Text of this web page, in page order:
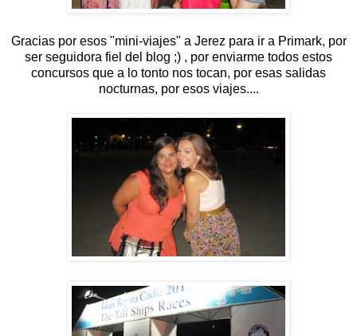
Gracias por esos "mini-viajes" a Jerez para ir a Primark, por
ser seguidora fiel del blog ;) , por enviarme todos estos
concursos que a lo tonto nos tocan, por esas salidas
nocturnas, por esos viajes....